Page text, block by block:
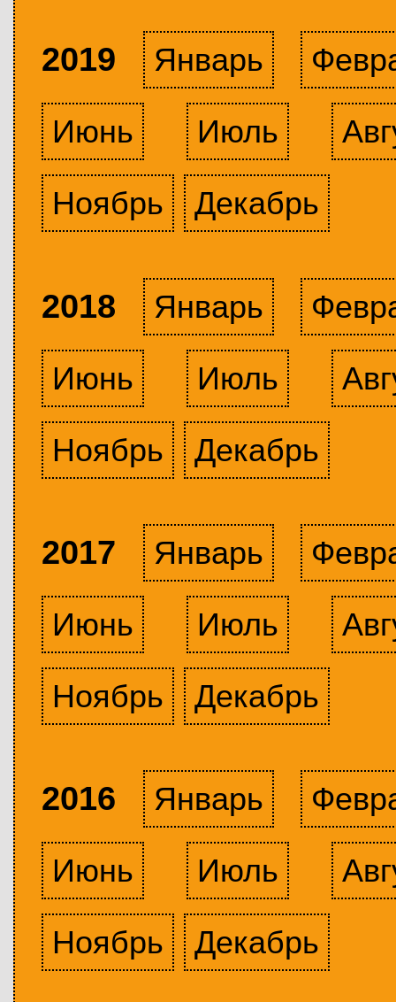
2019 Январь
Июнь
Июль
Ноябрь
Декабрь
2018 Январь
Июнь
Июль
Ноябрь
Декабрь
2017 Январь
Июнь
Июль
Ноябрь
Декабрь
2016 Январь
Июнь
Июль
Ноябрь
Декабрь